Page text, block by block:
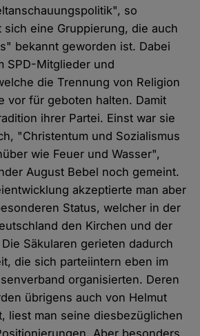
so
sich eine Gruppierung, die auch
bekannt geworden ist. Dabei
SPD-Mitglieder und
die Trennung von Religion
vor für geboten halten. Damit
ihrer Partei. Einst war sie
"Christentum und Sozialismus
wie Feuer und Wasser",
August Bebel noch gemeint.
akzeptierte man aber
Status, welcher in der
den Kirchen und der
Säkularen gerieten dadurch
die sich parteiintern eben im
organisierten. Deren
übrigens auch von Helmut
liest man seine diesbezüglichen
Aber besonders